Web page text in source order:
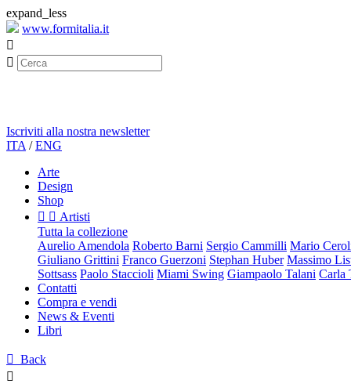
expand_less
www.formitalia.it


Iscriviti alla nostra newsletter
ITA /ENG
Arte
Design
Shop
  Artisti
Tutta la collezione
Aurelio Amendola Roberto Barni Sergio Cammilli Mario
Giuliano Grittini Franco Guerzoni Stephan Huber Massimo
Sottsass Paolo Staccioli Miami Swing Giampaolo Talani Carla
Contatti
Compra e vendi
News & Eventi
Libri
 Back
